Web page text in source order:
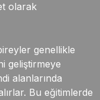
olarak
genellikle
geliştirmeye
alanlarında
Bu eğitimlerde